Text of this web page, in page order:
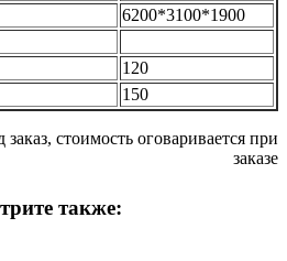
6200*3100*1900
120
150
заказ, стоимость оговаривается при
заказе
также: